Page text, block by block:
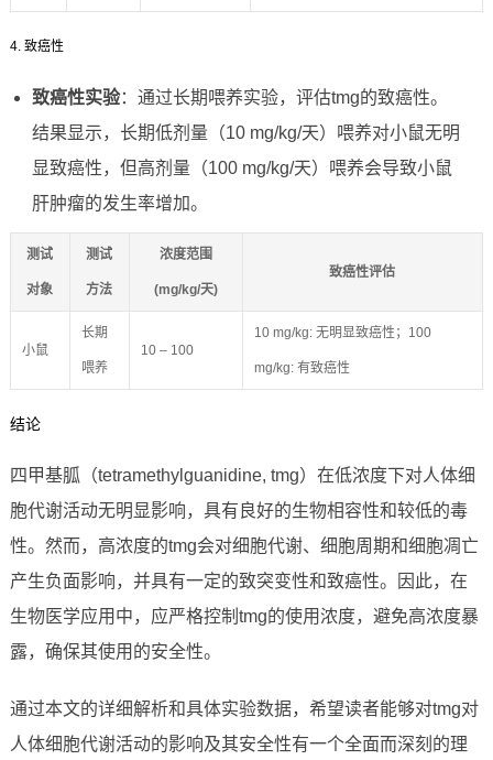
4. 致癌性
致癌性实验：通过长期喂养实验，评估tmg的致癌性。
结果显示，长期低剂量（10 mg/kg/天）喂养对小鼠无明
显致癌性，但高剂量（100 mg/kg/天）喂养会导致小鼠
肝肿瘤的发生率增加。
测试
对象
测试
方法
浓度范围
(mg/kg/天)
致癌性评估
小鼠
长期
喂养
10 – 100
10 mg/kg: 无明显致癌性；100
mg/kg: 有致癌性
结论
四甲基胍（tetramethylguanidine, tmg）在低浓度下对人体细
胞代谢活动无明显影响，具有良好的生物相容性和较低的毒
性。然而，高浓度的tmg会对细胞代谢、细胞周期和细胞凋亡
产生负面影响，并具有一定的致突变性和致癌性。因此，在
生物医学应用中，应严格控制tmg的使用浓度，避免高浓度暴
露，确保其使用的安全性。
通过本文的详细解析和具体实验数据，希望读者能够对tmg对
人体细胞代谢活动的影响及其安全性有一个全面而深刻的理